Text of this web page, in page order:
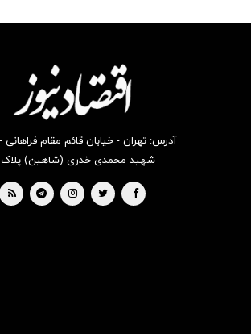
آدرس: تهران - خیابان قائم مقام فراهانی
شهید محمدی خدری (شاهین) پلاک ۵